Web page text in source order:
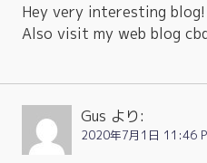
Hey very interesting blog!
Also visit my web blog
Gus より:
2020年7月1日 11:46